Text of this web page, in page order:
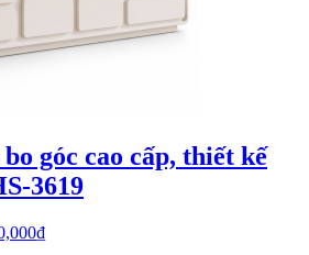
góc cao cấp, thiết kế
3619
₫